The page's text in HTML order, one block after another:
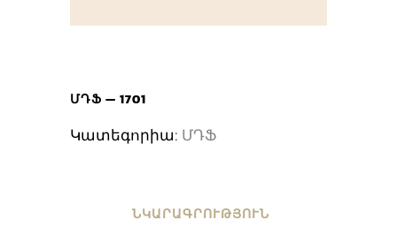
ՄԴՖ — 1701
Կատեգորիա: ՄԴՖ
ՆԿԱՐԱԳՐՈՒԹՅՈՒՆ